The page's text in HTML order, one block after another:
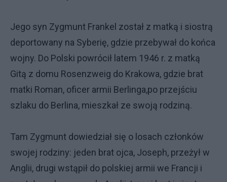
Jego syn Zygmunt Frankel został z matką i siostrą
deportowany na Syberię, gdzie przebywał do końca
wojny. Do Polski powrócił latem 1946 r. z matką
Gitą z domu Rosenzweig do Krakowa, gdzie brat
matki Roman, oficer armii Berlinga,po przejściu
szlaku do Berlina, mieszkał ze swoją rodziną.
Tam Zygmunt dowiedział się o losach członków
swojej rodziny: jeden brat ojca, Joseph, przeżył w
Anglii, drugi wstąpił do polskiej armii we Francji i